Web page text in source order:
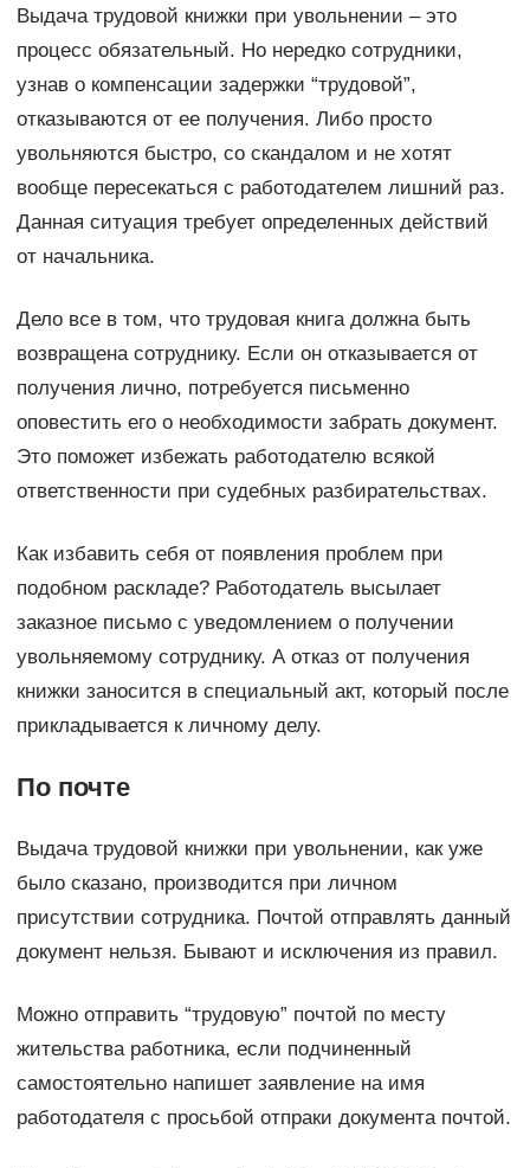
Выдача трудовой книжки при увольнении – это
процесс обязательный. Но нередко сотрудники,
узнав о компенсации задержки “трудовой”,
отказываются от ее получения. Либо просто
увольняются быстро, со скандалом и не хотят
вообще пересекаться с работодателем лишний раз.
Данная ситуация требует определенных действий
от начальника.
Дело все в том, что трудовая книга должна быть
возвращена сотруднику. Если он отказывается от
получения лично, потребуется письменно
оповестить его о необходимости забрать документ.
Это поможет избежать работодателю всякой
ответственности при судебных разбирательствах.
Как избавить себя от появления проблем при
подобном раскладе? Работодатель высылает
заказное письмо с уведомлением о получении
увольняемому сотруднику. А отказ от получения
книжки заносится в специальный акт, который после
прикладывается к личному делу.
По почте
Выдача трудовой книжки при увольнении, как уже
было сказано, производится при личном
присутствии сотрудника. Почтой отправлять данный
документ нельзя. Бывают и исключения из правил.
Можно отправить “трудовую” почтой по месту
жительства работника, если подчиненный
самостоятельно напишет заявление на имя
работодателя с просьбой отпраки документа почтой.